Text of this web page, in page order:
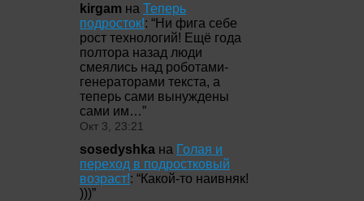
kirgam на Теперь
подросток!: “Ни фига себе
рост технологий! Ещё года
полтора назад люди
смеялись над роботами-
генераторами текста, а
теперь сами вынуждены
сами им…”
Окт 3, 23:21
sosedyshka на Голая и
переход в подростковый
возраст!: “Какой-то наивняк!
)))”